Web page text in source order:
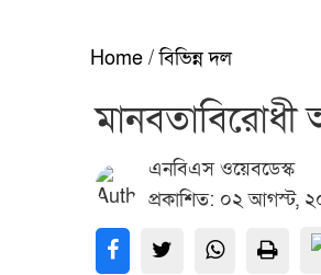
Home / বিভিন্ন দল
মানবতাবিরোধী
এনবিএস ওয়েবডেস্ক
প্রকাশিত: ০২ আগস্ট,